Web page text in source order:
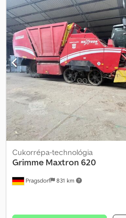
Agleck
Pragsdorf 831 km
Cukorrépa-technológia
Grimme Maxtron 620